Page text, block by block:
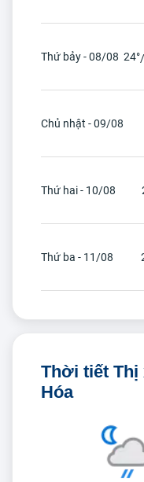
Thứ bảy - 08/08 24°/
Chủ nhật - 09/08
Thứ hai - 10/08
Thứ ba - 11/08
Thời tiết Thị
Hóa